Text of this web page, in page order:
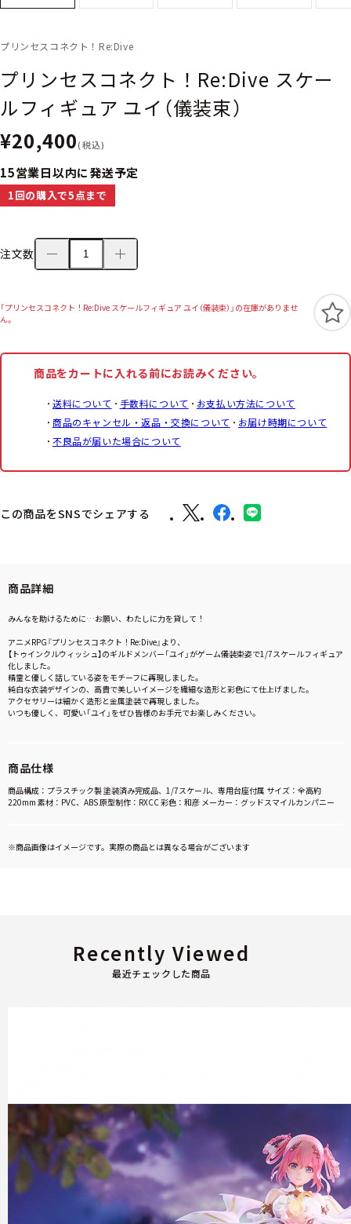
プリンセスコネクト！Re:Dive
プリンセスコネクト！Re:Dive スケー
ルフィギュア ユイ（儀装束）
¥20,400(税込)
15営業日以内に発送予定
1回の購入で5点まで
注文数
「プリンセスコネクト！Re:Dive スケールフィギュア ユイ（儀装束）」の在庫がありませ
ん。
商品をカートに入れる前にお読みください。
送料について 手数料について
お支払い方法について
商品のキャンセル・返品・交換について
お届け時期について
不良品が届いた場合について
この商品をSNSでシェアする
商品詳細
みんなを助けるために…お願い、わたしに力を貸して！
アニメRPG『プリンセスコネクト！Re:Dive』より、
【トゥインクルウィッシュ】のギルドメンバー「ユイ」がゲーム儀装束姿で1/7スケールフィギュア
化しました。
精霊と優しく話している姿をモチーフに再現しました。
純白な衣装デザインの、高貴で美しいイメージを繊細な造形と彩色にて仕上げました。
アクセサリーは細かく造形と金属塗装で再現しました。
いつも優しく、可愛い「ユイ」をぜひ皆様のお手元でお楽しみください。
商品仕様
商品構成：プラスチック製 塗装済み完成品、1/7スケール、専用台座付属 サイズ：全高約
220mm 素材：PVC、ABS 原型制作：RXCC 彩色：和彦 メーカー：グッドスマイルカンパニー
※商品画像はイメージです。実際の商品とは異なる場合がございます
最近チェックした商品
Recently Viewed